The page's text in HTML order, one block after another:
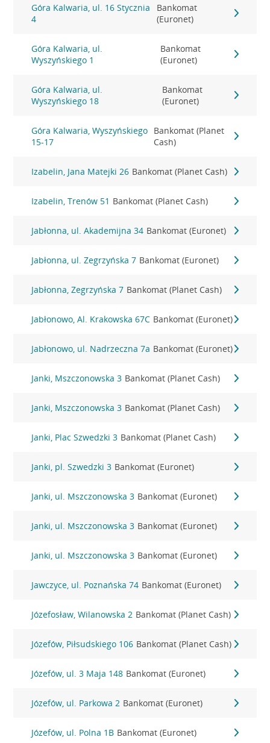
Góra Kalwaria, ul. 16 Stycznia
4
Bankomat
(Euronet)
Góra Kalwaria, ul.
Wyszyńskiego 1
Bankomat
(Euronet)
Góra Kalwaria, ul.
Wyszyńskiego 18
Bankomat
(Euronet)
Góra Kalwaria, Wyszyńskiego
15-17
Bankomat (Planet
Cash)
Izabelin, Jana Matejki 26 Bankomat (Planet Cash)
Izabelin, Trenów 51 Bankomat (Planet Cash)
Jabłonna, ul. Akademijna 34 Bankomat (Euronet)
Jabłonna, ul. Zegrzyńska 7 Bankomat (Euronet)
Jabłonna, Zegrzyńska 7 Bankomat (Planet Cash)
Jabłonowo, Al. Krakowska 67C Bankomat (Euronet)
Jabłonowo, ul. Nadrzeczna 7a Bankomat (Euronet)
Janki, Mszczonowska 3 Bankomat (Planet Cash)
Janki, Mszczonowska 3 Bankomat (Planet Cash)
Janki, Plac Szwedzki 3 Bankomat (Planet Cash)
Janki, pl. Szwedzki 3 Bankomat (Euronet)
Janki, ul. Mszczonowska 3 Bankomat (Euronet)
Janki, ul. Mszczonowska 3 Bankomat (Euronet)
Janki, ul. Mszczonowska 3 Bankomat (Euronet)
Jawczyce, ul. Poznańska 74 Bankomat (Euronet)
Józefosław, Wilanowska 2 Bankomat (Planet Cash)
Józefów, Piłsudskiego 106 Bankomat (Planet Cash)
Józefów, ul. 3 Maja 148 Bankomat (Euronet)
Józefów, ul. Parkowa 2 Bankomat (Euronet)
Józefów, ul. Polna 1B Bankomat (Euronet)